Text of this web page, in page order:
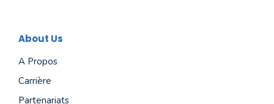
About Us
A Propos
Carrière
Partenariats